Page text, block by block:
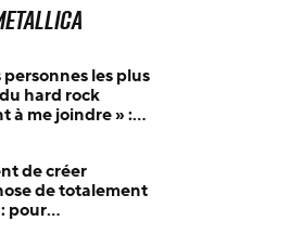
personnes les plus
hard rock
à me joindre » :
de créer
de totalement
pour